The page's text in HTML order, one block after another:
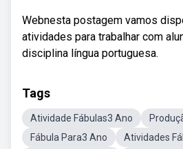
Webnesta postagem vamos
atividades para trabalhar com
disciplina língua portuguesa.
Tags
Atividade Fábulas3 Ano
Fábula Para3 Ano
Atividades